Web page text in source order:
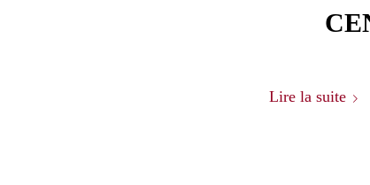
Lire la suite